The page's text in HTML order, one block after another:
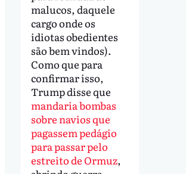
malucos, daquele
cargo onde os
idiotas obedientes
são bem vindos).
Como que para
confirmar isso,
Trump disse que
mandaria bombas
sobre navios que
pagassem pedágio
para passar pelo
estreito de Ormuz,